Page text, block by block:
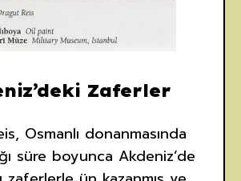
Zaferler
Osmanlı donanmasında
süre boyunca Akdeniz’de